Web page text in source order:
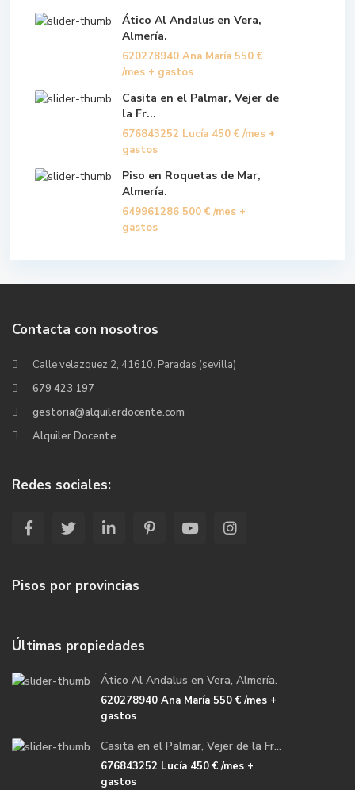
Ático Al Andalus en Vera,
Almería.
620278940 Ana María 550 €
/mes + gastos
Casita en el Palmar, Vejer de
la Fr...
676843252 Lucía 450 € /mes +
gastos
Piso en Roquetas de Mar,
Almería.
649961286 500 € /mes +
gastos
Contacta con nosotros
Calle velazquez 2, 41610. Paradas (sevilla)
679 423 197
gestoria@alquilerdocente.com
Alquiler Docente
Redes sociales:
Pisos por provincias
Últimas propiedades
Ático Al Andalus en Vera, Almería.
620278940 Ana María 550 €/mes +
gastos
Casita en el Palmar, Vejer de la Fr...
676843252 Lucía 450 €/mes +
gastos